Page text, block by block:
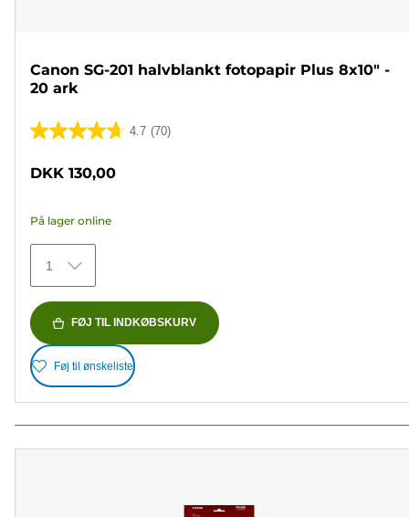
Canon SG-201 halvblankt fotopapir Plus 8x10" -
20 ark
4.7 (70)
4.7
af
stjerner.
70
anmeldelser
DKK 130,00
På lager online
1
FØJ TIL INDKØBSKURV
Føj til ønskeliste